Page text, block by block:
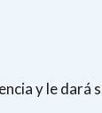
y le dará